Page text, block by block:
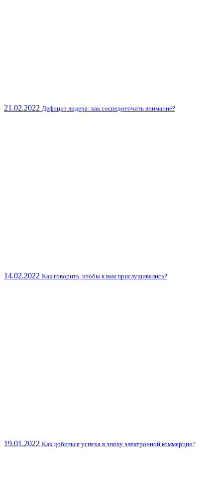
21.02.2022 Дефицит лидера: как сосредоточить внимание?
14.02.2022 Как говорить, чтобы к вам прислушивались?
19.01.2022 Как добиться успеха в эпоху электронной коммерции?